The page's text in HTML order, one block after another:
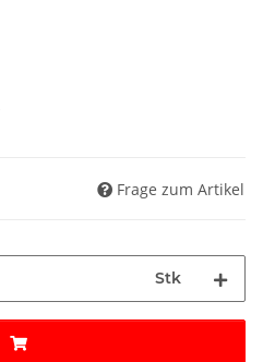
Frage zum Artikel
Stk